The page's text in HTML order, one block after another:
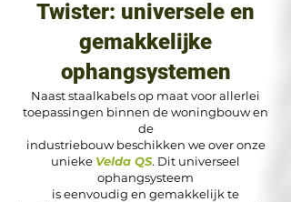
Twister: universele en
gemakkelijke
ophangsystemen
Naast staalkabels op maat voor allerlei
toepassingen binnen de woningbouw en
de
industriebouw beschikken we over onze
unieke Velda QS. Dit universeel
ophangsysteem
is eenvoudig en gemakkelijk te